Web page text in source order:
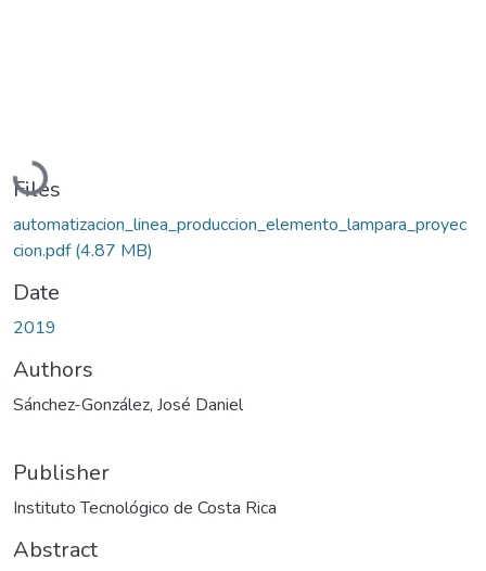
Loading...
Files
automatizacion_linea_produccion_elemento_lampara_proyec
cion.pdf(4.87 MB)
Date
2019
Authors
Sánchez-González, José Daniel
Publisher
Instituto Tecnológico de Costa Rica
Abstract